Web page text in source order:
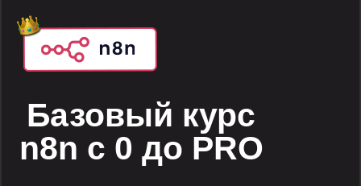
Базовый курс
n8n с 0 до PRO